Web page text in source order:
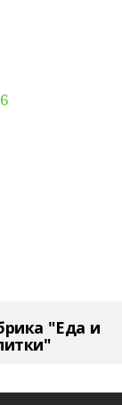
"Еда и